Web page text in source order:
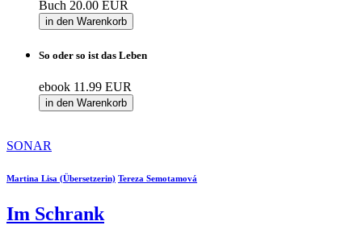
Buch 20.00 EUR
in den Warenkorb
So oder so ist das Leben
ebook 11.99 EUR
in den Warenkorb
SONAR
Martina Lisa (Übersetzerin) Tereza Semotamová
Im Schrank